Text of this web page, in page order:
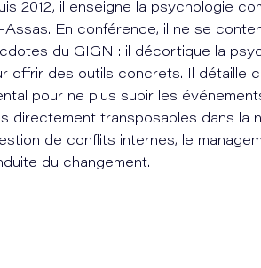
2012, il enseigne la psychologie
Assas. En conférence, il ne se
du GIGN : il décortique la
offrir des outils concrets. Il détaille
pour ne plus subir les
directement transposables dans la
de conflits internes, le
du changement.